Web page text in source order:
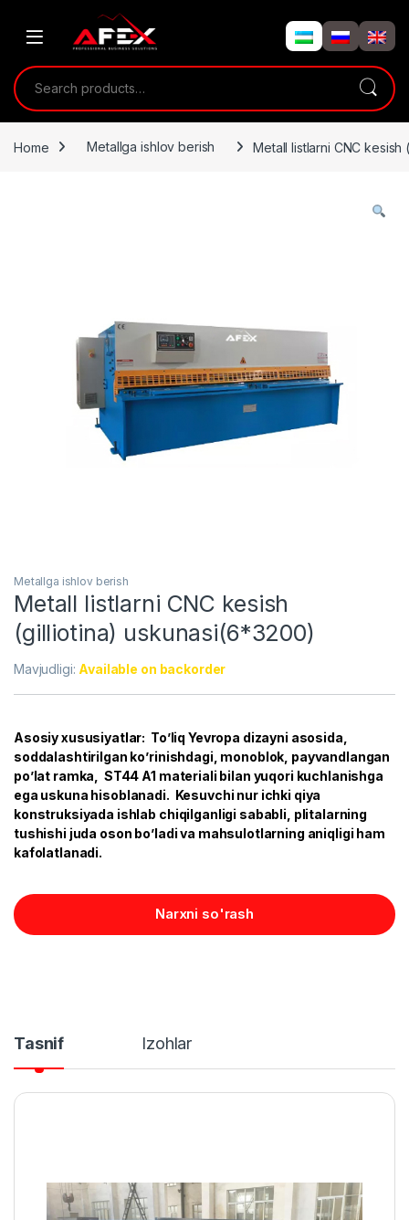
Search for:
Home Metallga ishlov berish Metall listlarni CNC
Metallga ishlov berish
Metall listlarni CNC kesish
(gilliotina) uskunasi(6*3200)
Mavjudligi: Available on backorder
Asosiy xususiyatlar: To’liq Yevropa dizayni asosida,
soddalashtirilgan ko’rinishdagi, monoblok, payvandlangan
po’lat ramka, ST44 A1 materiali bilan yuqori kuchlanishga
ega uskuna hisoblanadi. Kesuvchi nur ichki qiya
konstruksiyada ishlab chiqilganligi sababli, plitalarning
tushishi juda oson bo’ladi va mahsulotlarning aniqligi ham
kafolatlanadi.
Narxni so'rash
Tasnif Izohlar